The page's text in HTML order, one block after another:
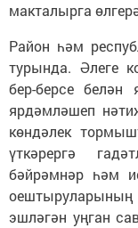
макталырга
Район һәм
турында. Әлеге
бер-берсе белән
ярдәмләшеп
көндәлек
үткәрергә
бәйрәмнәр һәм
эшләгән уңган